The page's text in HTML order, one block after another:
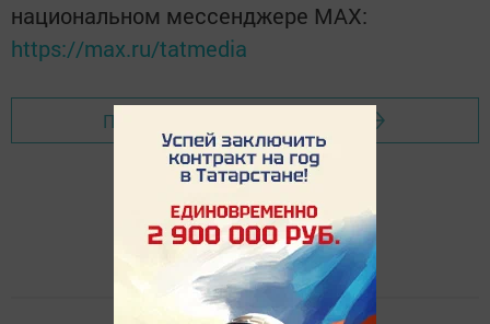
национальном мессенджере MАХ:
https://max.ru/tatmedia
Перейти на страницу новости